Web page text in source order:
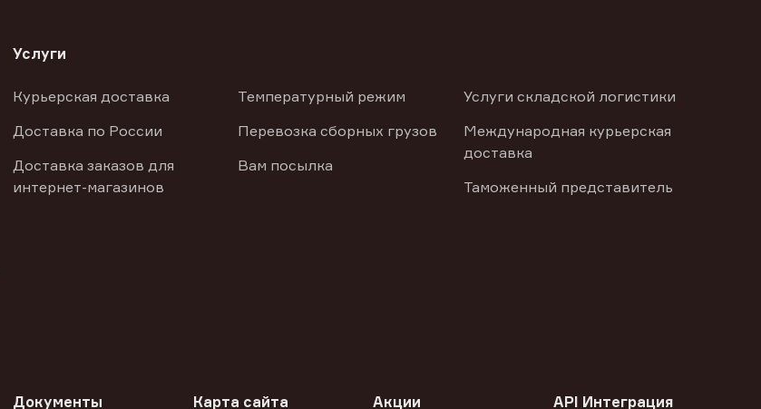
Услуги
Курьерская доставка
Доставка по России
Доставка заказов для
интернет-магазинов
Температурный режим
Перевозка сборных грузов
Вам посылка
Услуги складской логистики
Международная курьерская
доставка
Таможенный представитель
Документы Карта сайта Акции API Интеграция